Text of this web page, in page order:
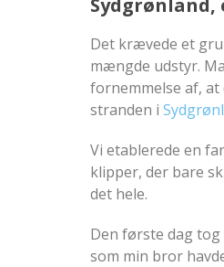
Det krævede et
mængde udstyr.
fornemmelse af,
stranden i
Vi etablerede en
klipper, der bare
det hele.
Den første dag
som min bror